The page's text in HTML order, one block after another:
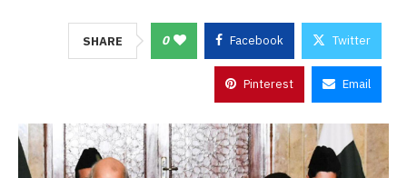
SHARE 0 Facebook Twitter
Pinterest Email